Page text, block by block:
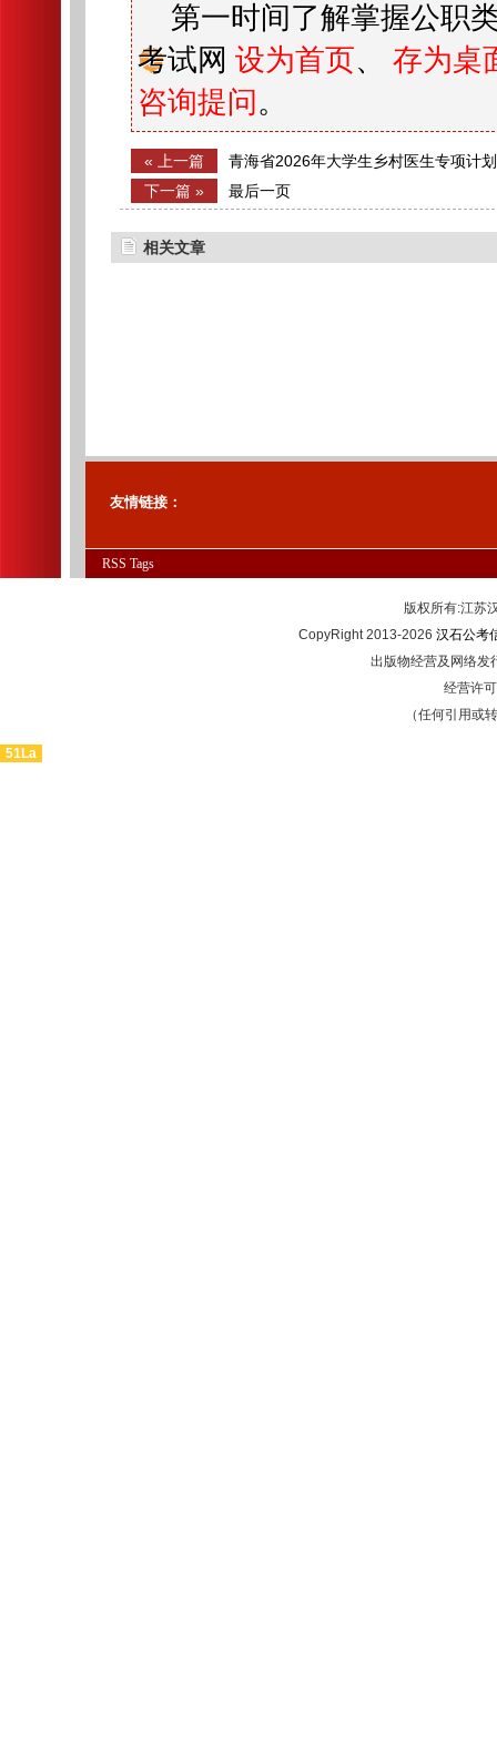
第一时间了解掌握公职
考试网 设为首页、 存为桌
咨询提问 。
« 上一篇 青海省2026年大学生乡村医生专项计
加分人员公示
下一篇 » 最后一页
相关文章
友情链接：
RSS Tags
版权所有:江
CopyRight 2013-2026 汉石公考
出版物经营及网络发
经营许
（任何引用或
51La